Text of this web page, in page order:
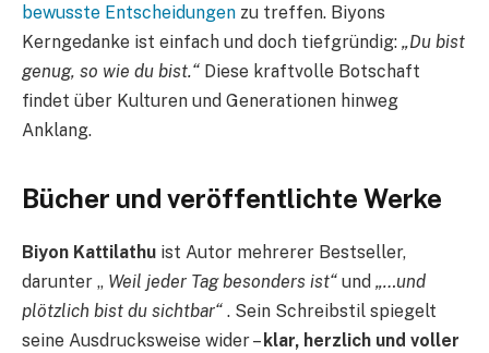
bewusste Entscheidungen zu treffen. Biyons
Kerngedanke ist einfach und doch tiefgründig: „Du bist
genug, so wie du bist.“ Diese kraftvolle Botschaft
findet über Kulturen und Generationen hinweg
Anklang.
Bücher und veröffentlichte Werke
Biyon Kattilathu ist Autor mehrerer Bestseller,
darunter „ Weil jeder Tag besonders ist“ und „…und
plötzlich bist du sichtbar“ . Sein Schreibstil spiegelt
seine Ausdrucksweise wider – klar, herzlich und voller